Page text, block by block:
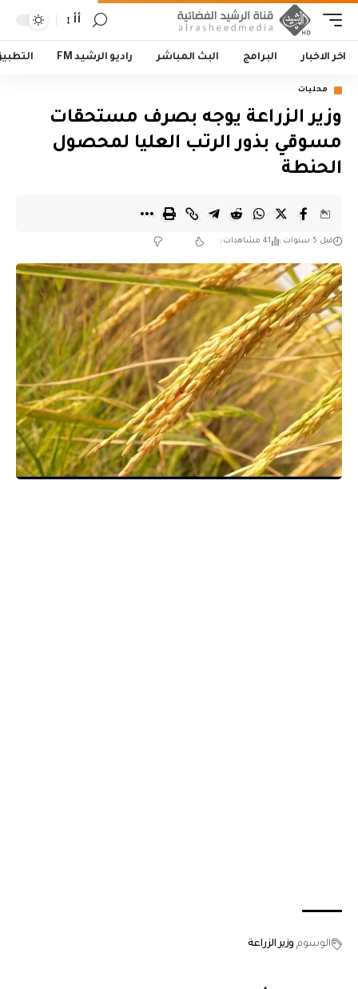
أأ
اخر الاخبار البرامج البث المباشر راديو الرشيد FM
محليات
وزير الزراعة يوجه بصرف مستحقات
مسوقي بذور الرتب العليا لمحصول
الحنطة
قبل 5 سنوات 41 مشاهدات
الوسوم وزير الزراعة